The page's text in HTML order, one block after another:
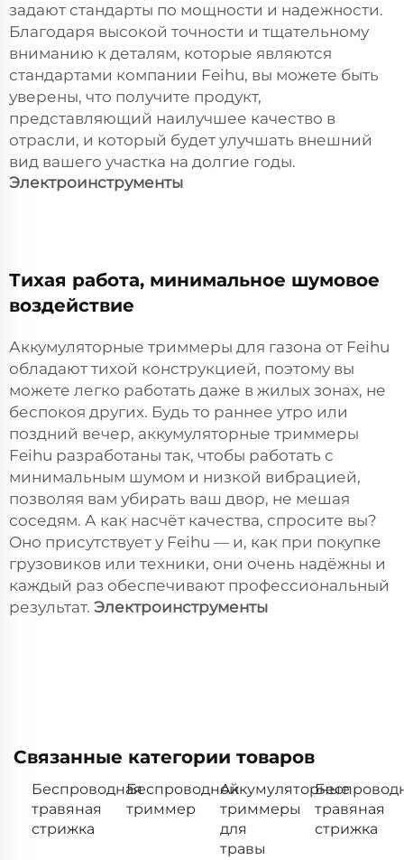
задают стандарты по мощности и надежности.
Благодаря высокой точности и тщательному
вниманию к деталям, которые являются
стандартами компании Feihu, вы можете быть
уверены, что получите продукт,
представляющий наилучшее качество в
отрасли, и который будет улучшать внешний
вид вашего участка на долгие годы.
Электроинструменты
Тихая работа, минимальное шумовое
воздействие
Аккумуляторные триммеры для газона от Feihu
обладают тихой конструкцией, поэтому вы
можете легко работать даже в жилых зонах, не
беспокоя других. Будь то раннее утро или
поздний вечер, аккумуляторные триммеры
Feihu разработаны так, чтобы работать с
минимальным шумом и низкой вибрацией,
позволяя вам убирать ваш двор, не мешая
соседям. А как насчёт качества, спросите вы?
Оно присутствует у Feihu — и, как при покупке
грузовиков или техники, они очень надёжны и
каждый раз обеспечивают профессиональный
результат. Электроинструменты
Связанные категории товаров
Беспроводная
травяная
стрижка
Беспроводной
триммер
Аккумуляторные
триммеры
для
травы
травяная
стрижка